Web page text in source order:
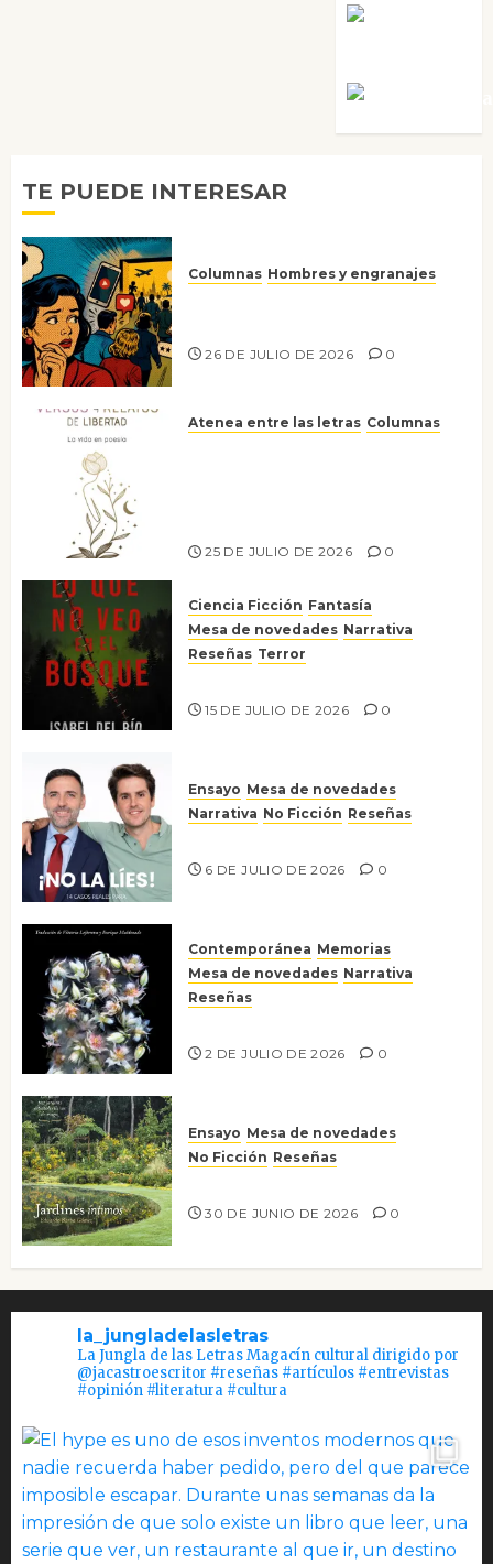
TE PUEDE INTERESAR
Columnas Hombres y engranajes
26 DE JULIO DE 2026 0
Atenea entre las letras Columnas
25 DE JULIO DE 2026 0
Ciencia Ficción Fantasía
Mesa de novedades Narrativa
Reseñas Terror
15 DE JULIO DE 2026 0
Ensayo Mesa de novedades
Narrativa No Ficción Reseñas
6 DE JULIO DE 2026 0
Contemporánea Memorias
Mesa de novedades Narrativa
Reseñas
2 DE JULIO DE 2026 0
Ensayo Mesa de novedades
No Ficción Reseñas
30 DE JUNIO DE 2026 0
la_jungladelasletras
La Jungla de las Letras Magacín cultural dirigido por
@jacastroescritor #reseñas #artículos #entrevistas
#opinión #literatura #cultura